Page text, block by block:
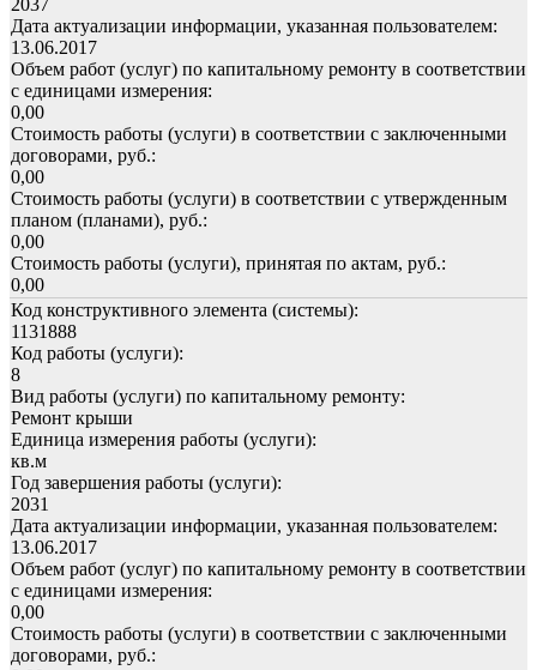
Дата актуализации информации, указанная пользователем:
13.06.2017
Объем работ (услуг) по капитальному ремонту в соответствии
с единицами измерения:
0,00
Стоимость работы (услуги) в соответствии с заключенными
договорами, руб.:
0,00
Стоимость работы (услуги) в соответствии с утвержденным
планом (планами), руб.:
0,00
Стоимость работы (услуги), принятая по актам, руб.:
0,00
Код конструктивного элемента (системы):
1131888
Код работы (услуги):
8
Вид работы (услуги) по капитальному ремонту:
Ремонт крыши
Единица измерения работы (услуги):
кв.м
Год завершения работы (услуги):
2031
Дата актуализации информации, указанная пользователем:
13.06.2017
Объем работ (услуг) по капитальному ремонту в соответствии
с единицами измерения:
0,00
Стоимость работы (услуги) в соответствии с заключенными
договорами, руб.: